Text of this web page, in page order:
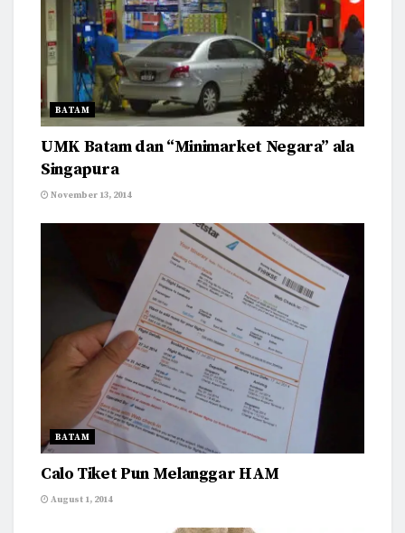
BATAM
UMK Batam dan “Minimarket Negara” ala
Singapura
November 13, 2014
BATAM
Calo Tiket Pun Melanggar HAM
August 1, 2014